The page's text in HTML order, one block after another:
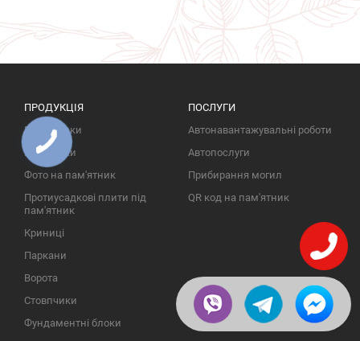
ПРОДУКЦІЯ
Пам'ятники
Надгробки
Фото на пам'ятник
Протиусадкові плити під
пам'ятник
Криниці
Паркани
Ворота
Стовпчики
Фундаментні блоки
ПОСЛУГИ
Автонавантажувальні роботи
Автопослуги
Прибирання могил
QR код на пам'ятник